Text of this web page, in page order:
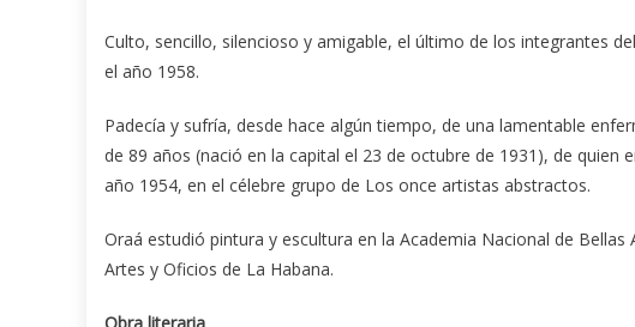
Culto, sencillo, silencioso y amigable, el último de los integrantes
el año 1958.
Padecía y sufría, desde hace algún tiempo, de una lamentable
de 89 años (nació en la capital el 23 de octubre de 1931), de
año 1954, en el célebre grupo de Los once artistas abstractos.
Oraá estudió pintura y escultura en la Academia Nacional de
Artes y Oficios de La Habana.